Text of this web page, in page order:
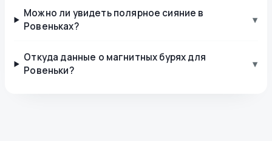
Можно ли увидеть полярное сияние в
Ровеньках?
▾
Откуда данные о магнитных бурях для
Ровеньки?
▾